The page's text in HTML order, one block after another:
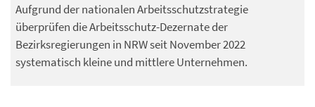
Aufgrund der nationalen Arbeitsschutzstrategie
überprüfen die Arbeitsschutz-Dezernate der
Bezirksregierungen in NRW seit November 2022
systematisch kleine und mittlere Unternehmen.